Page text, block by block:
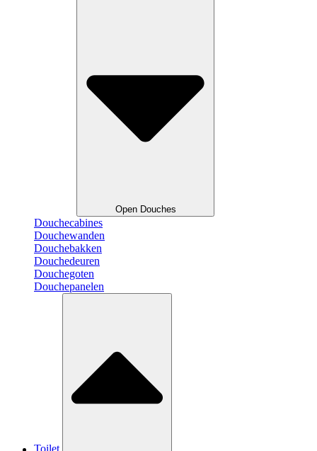
Open Douches
Douchecabines
Douchewanden
Douchebakken
Douchedeuren
Douchegoten
Douchepanelen